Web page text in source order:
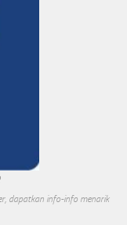
dapatkan info-info menarik